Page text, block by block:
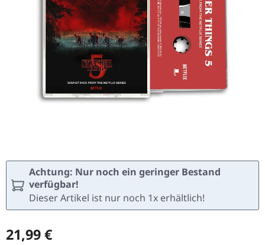
Achtung: Nur noch ein geringer Bestand
verfügbar!
Dieser Artikel ist nur noch 1x erhältlich!
Regulärer Preis:
21,99 €